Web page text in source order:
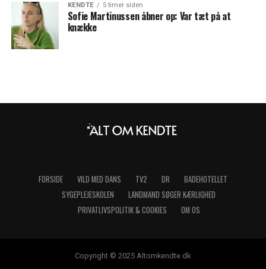
KENDTE 5 timer siden
Sofie Martinussen åbner op: Var tæt på at
knække
FORSIDE VILD MED DANS TV2 DR
BADEHOTELLET
SYGEPLEJESKOLEN
LANDMAND SØGER KÆRLIGHED
PRIVATLIVSPOLITIK & COOKIES
OM OS
Copyright © 2025 Altomkendte.dk